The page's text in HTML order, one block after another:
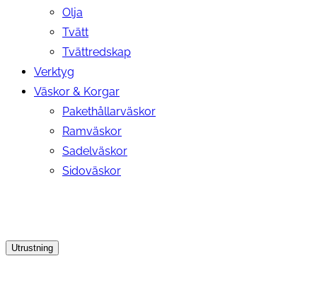
Olja
Tvätt
Tvättredskap
Verktyg
Väskor & Korgar
Pakethållarväskor
Ramväskor
Sadelväskor
Sidoväskor
Utrustning